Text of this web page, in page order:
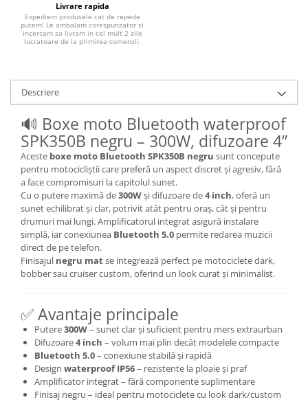
Livrare rapida
Expediem produsele cat de repede
putem! Le ambalam corespunzator si
incercam sa livram in cel mult 2 zile
lucratoare de la primirea comenzii.
Descriere
🔊 Boxe moto Bluetooth waterproof
SPK350B negru – 300W, difuzoare 4”
Aceste boxe moto Bluetooth SPK350B negru sunt concepute
pentru motocicliștii care preferă un aspect discret și agresiv, fără
a face compromisuri la capitolul sunet.
Cu o putere maximă de300Wși difuzoare de4 inch, oferă un
sunet echilibrat și clar, potrivit atât pentru oraș, cât și pentru
drumuri mai lungi. Amplificatorul integrat asigură instalare
simplă, iar conexiunea Bluetooth 5.0 permite redarea muzicii
direct de pe telefon.
Finisajul negru matse integrează perfect pe motociclete dark,
bobber sau cruiser custom, oferind un look curat și minimalist.
✅ Avantaje principale
Putere300W– sunet clar și suficient pentru mers extraurban
Difuzoare4 inch – volum mai plin decât modelele compacte
Bluetooth 5.0– conexiune stabilă și rapidă
Design waterproof IP56– rezistente la ploaie și praf
Amplificator integrat – fără componente suplimentare
Finisaj negru – ideal pentru motociclete cu look dark/custom